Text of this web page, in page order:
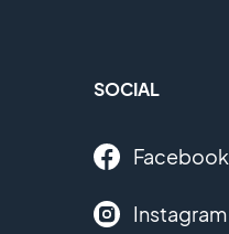
SOCIAL
Facebook
Instagram